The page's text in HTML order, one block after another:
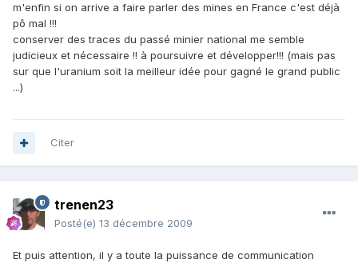
m'enfin si on arrive a faire parler des mines en France c'est déjà
pô mal !!!
conserver des traces du passé minier national me semble
judicieux et nécessaire !! à poursuivre et développer!!! (mais pas
sur que l'uranium soit la meilleur idée pour gagné le grand public
...)
Citer
trenen23
Posté(e) 13 décembre 2009
Et puis attention, il y a toute la puissance de communication